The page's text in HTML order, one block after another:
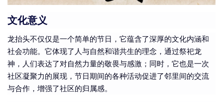
文化意义
龙抬头不仅仅是一个简单的节日，它蕴含了深厚的文化内涵和
社会功能。它体现了人与自然和谐共生的理念，通过祭祀龙
神，人们表达了对自然力量的敬畏与感激；同时，它也是一次
社区凝聚力的展现，节日期间的各种活动促进了邻里间的交流
与合作，增强了社区的归属感。